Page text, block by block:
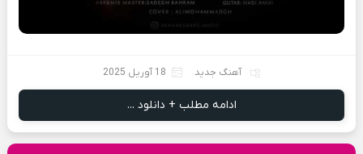
آهنگ جدید 18 آوریل 2025
ادامه مطلب + دانلود ...